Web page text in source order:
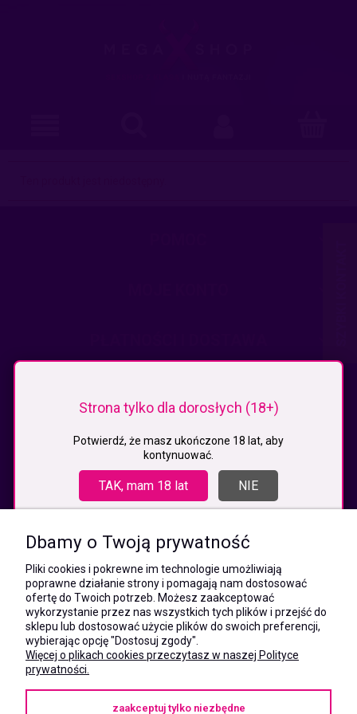
NIP:5532412527
REGON:241846517
ul. Świętej Jadwigi Śląskiej 13,
34-300 Sienna
(Mateusz)
kom.:
731 805 731
(Monika)
e-mail:
kontakt@megaxshop.pl
Podaj swój adres e-mail aby otrzymywać kupony rabatowe na zakupy
Strona tylko dla dorosłych (18+)
Potwierdź, że masz ukończone 18 lat, aby
kontynuować.
TAK, mam 18 lat NIE
Dbamy o Twoją prywatność
Pliki cookies i pokrewne im technologie umożliwiają
poprawne działanie strony i pomagają nam dostosować
ofertę do Twoich potrzeb. Możesz zaakceptować
wykorzystanie przez nas wszystkich tych plików i przejść do
sklepu lub dostosować użycie plików do swoich preferencji,
wybierając opcję "Dostosuj zgody".
Więcej o plikach cookies przeczytasz w naszej Polityce
prywatności.
zaakceptuj tylko niezbędne